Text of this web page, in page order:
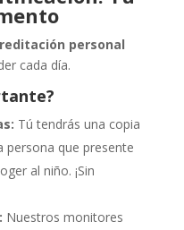
personal
cada día.
Tú tendrás una copia
persona que presente
al niño. ¡Sin
Nuestros monitores